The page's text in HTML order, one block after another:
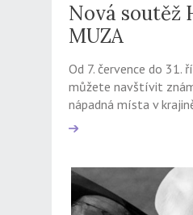
Nová soutěž
MUZA
Od 7. července do 31.
můžete navštívit
nápadná místa v